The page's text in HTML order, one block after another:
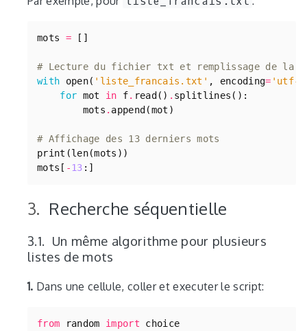
mots = []
# Lecture du fichier txt et remplissage de la
with
open( 'liste_francais.txt' , encoding= 'utf-
for mot in f. read () . splitlines ():
mots . append (mot )
# Affichage des 13 derniers mots
print (len(mots ))
mots [ -13 :]
Recherche séquentielle
Un même algorithme pour plusieurs
listes de mots
1. Dans une cellule, coller et executer le script:
from random import
choice